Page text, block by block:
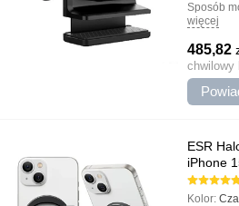
Sposób
używany
więcej
485,82
chwilowy
ESR
iPhone
Kolor: